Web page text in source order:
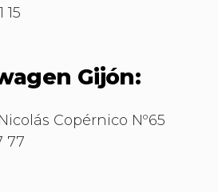
15
Gijón:
Copérnico Nº65
77